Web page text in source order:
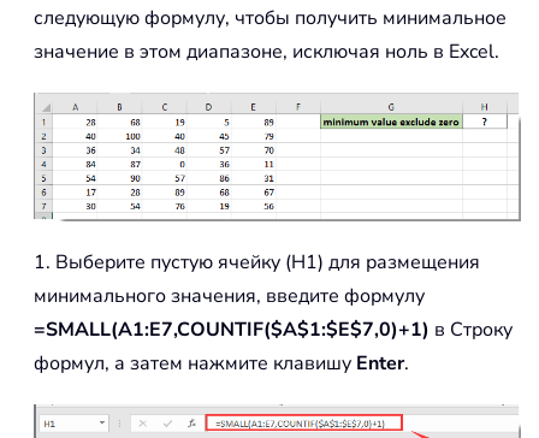
следующую формулу, чтобы получить минимальное
значение в этом диапазоне, исключая ноль в Excel.
1. Выберите пустую ячейку (H1) для размещения
минимального значения, введите формулу
=SMALL(A1:E7,COUNTIF($A$1:$E$7,0)+1) в Строку
формул, а затем нажмите клавишу Enter.